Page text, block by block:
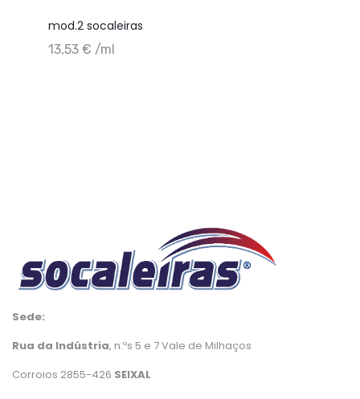
mod.2 socaleiras
13,53 € /ml
+ Adicionar ao Carrinho
Sede:
Rua da Indústria, n.ºs 5 e 7 Vale de Milhaços
Corroios 2855-426 SEIXAL